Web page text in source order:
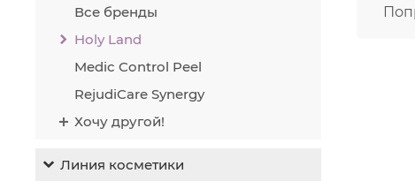
Все бренды
Holy Land
Medic Control Peel
RejudiCare Synergy
Хочу другой!
Линия косметики